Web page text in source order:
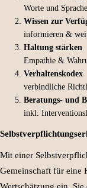
Worte und
Wissen zur
informieren &
Haltung stärken
Empathie &
Verhaltenskodex
verbindliche
Beratungs- und
inkl.
Mit einer
Gemeinschaft für eine